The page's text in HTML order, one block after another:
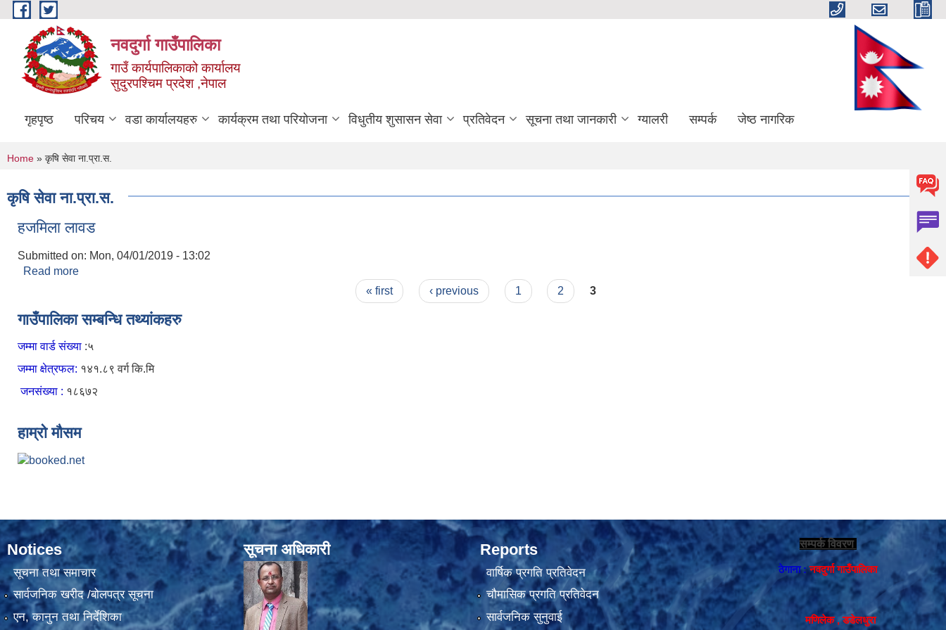
Skip to main content
नवदुर्गा गाउँपालिका
गाउँ कार्यपालिकाको कार्यालय
सुदुरपश्चिम प्रदेश ,नेपाल
गृहपृष्ठ परिचय वडा कार्यालयहरु कार्यक्रम तथा परियोजना विधुतीय शुसासन सेवा प्रतिवेदन सूचना तथा जानकारी ग्यालरी सम्पर्क जेष्ठ नागरिक
You are here
Home » कृषि सेवा ना.प्रा.स.
कृषि सेवा ना.प्रा.स.
हजमिला लावड
Submitted on: Mon, 04/01/2019 - 13:02
Read more
« first ‹ previous 1 2 3
गाउँपालिका सम्बन्धि तथ्यांकहरु
जम्मा वार्ड संख्या :५
जम्मा क्षेत्रफल: १४१.८९ वर्ग कि.मि
जनसंख्या : १८६७२
हाम्रो मौसम
Notices
सूचना तथा समाचार
सार्वजनिक खरीद /बोलपत्र सूचना
एन, कानुन तथा निर्देशिका
सूचना अधिकारी Reports
वार्षिक प्रगति प्रतिवेदन
चौमासिक प्रगति प्रतिवेदन
सार्वजनिक सुनुवाई
सम्पर्क विवरण
ठेगाना :नवदुर्गा गाउँपालिका
मणिलेक , डडेलधुरा